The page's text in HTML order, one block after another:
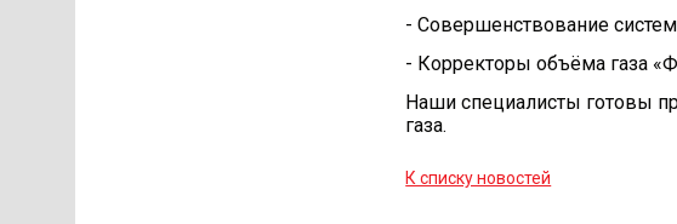
- Совершенствование
- Корректоры объёма газа
Наши специалисты готовы
газа.
К списку новостей